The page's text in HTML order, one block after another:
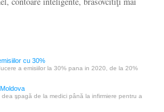
cu 30%
a emisiilor la 30% pana in 2020, de la 20%
şpagă de la medici până la infirmiere pentru a